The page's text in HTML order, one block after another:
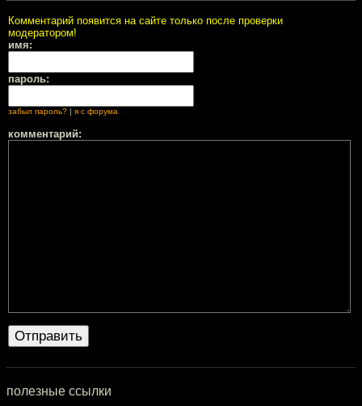
Комментарий появится на сайте только после проверки
модератором!
имя:
пароль:
забыл пароль? | я с форума
комментарий:
полезные ссылки